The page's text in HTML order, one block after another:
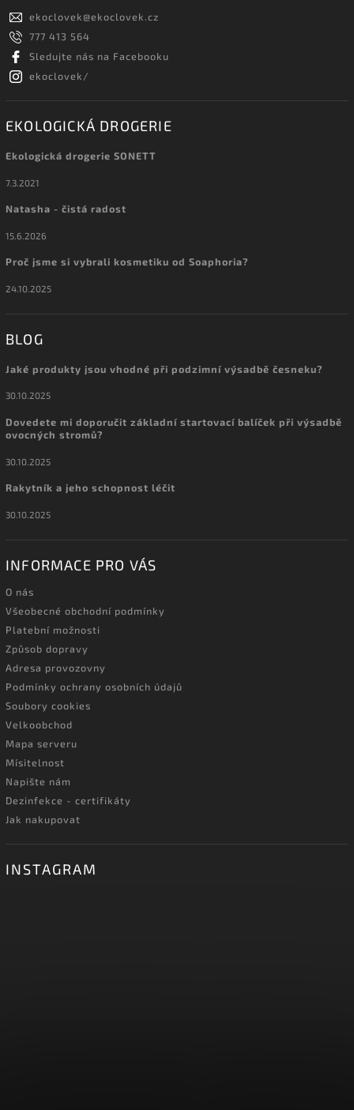
ekoclovek@ekoclovek.cz
777 413 564
Sledujte nás na Facebooku
ekoclovek/
EKOLOGICKÁ DROGERIE
Ekologická drogerie SONETT
7.3.2021
Natasha - čistá radost
15.6.2026
Proč jsme si vybrali kosmetiku od Soaphoria?
24.10.2025
BLOG
Jaké produkty jsou vhodné při podzimní výsadbě česneku?
30.10.2025
Dovedete mi doporučit základní startovací balíček při výsadbě
ovocných stromů?
30.10.2025
Rakytník a jeho schopnost léčit
30.10.2025
INFORMACE PRO VÁS
O nás
Všeobecné obchodní podmínky
Platební možnosti
Způsob dopravy
Adresa provozovny
Podmínky ochrany osobních údajů
Soubory cookies
Velkoobchod
Mapa serveru
Mísitelnost
Napište nám
Dezinfekce - certifikáty
Jak nakupovat
INSTAGRAM